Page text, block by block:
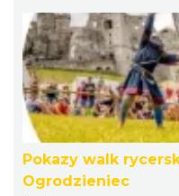
Pokazy walk
Ogrodzieniec